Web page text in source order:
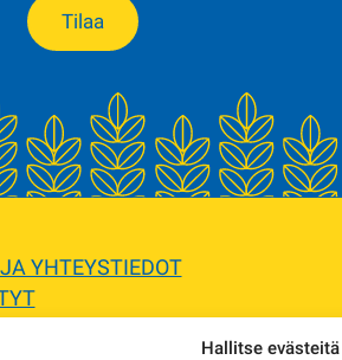
Hallitse evästeitä
Tilaa
YHTEYSTIEDOT